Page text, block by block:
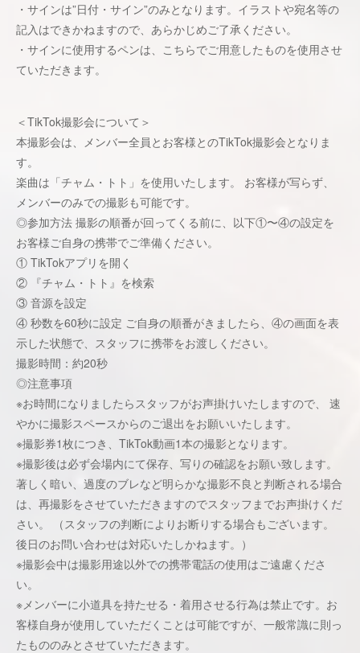
・サインは”日付・サイン”のみとなります。イラストや宛名等の
記入はできかねますので、あらかじめご了承ください。
・サインに使用するペンは、こちらでご用意したものを使用させ
ていただきます。
＜TikTok撮影会について＞
本撮影会は、メンバー全員とお客様とのTikTok撮影会となりま
す。
楽曲は「チャム・トト」を使用いたします。 お客様が写らず、
メンバーのみでの撮影も可能です。
◎参加方法 撮影の順番が回ってくる前に、以下①〜④の設定を
お客様ご自身の携帯でご準備ください。
① TikTokアプリを開く
② 『チャム・トト』を検索
③ 音源を設定
④ 秒数を60秒に設定 ご自身の順番がきましたら、④の画面を表
示した状態で、スタッフに携帯をお渡しください。
撮影時間：約20秒
◎注意事項
※お時間になりましたらスタッフがお声掛けいたしますので、 速
やかに撮影スペースからのご退出をお願いいたします。
※撮影券1枚につき、TikTok動画1本の撮影となります。
※撮影後は必ず会場内にて保存、写りの確認をお願い致します。
著しく暗い、過度のブレなど明らかな撮影不良と判断される場合
は、再撮影をさせていただきますのでスタッフまでお声掛けくだ
さい。 （スタッフの判断によりお断りする場合もございます。
後日のお問い合わせは対応いたしかねます。）
※撮影会中は撮影用途以外での携帯電話の使用はご遠慮くださ
い。
※メンバーに小道具を持たせる・着用させる行為は禁止です。お
客様自身が使用していただくことは可能ですが、一般常識に則っ
たもののみとさせていただきます。